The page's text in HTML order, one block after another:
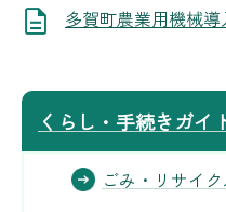
多賀町農業用機械
くらし・手続きガイ
ごみ・リサイ